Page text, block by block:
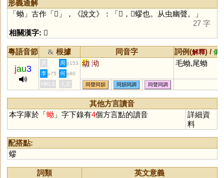
形義通解
「蚴 」古作「𧍘 」，《說文》：「𧍘，𧍘蟉也。从虫幽聲。」
27 字
相關漢字: 𧍘
粵語音節 & 根據 同音字 詞例(解釋) / 備
jau3
黃 周 p153 幼 泑 毛蚴,尾蚴
李 p75 何 p80
HKLS 人文 同聲同韻 同韻同調 同聲同調
其他方言讀音
本字庫於「蚴 」字下錄有4個方言點的讀音
詳細資
料
配搭點:
蟉
詞類
英文意義